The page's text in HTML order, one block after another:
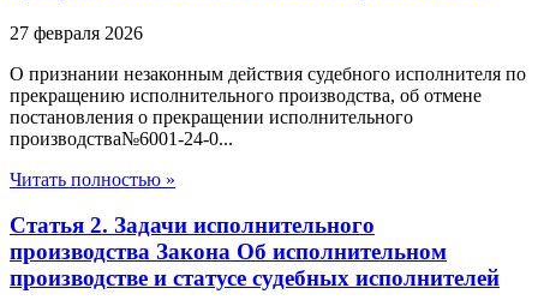
27 февраля 2026
О признании незаконным действия судебного исполнителя по
прекращению исполнительного производства, об отмене
постановления о прекращении исполнительного
производства№6001-24-0...
Читать полностью »
Статья 2. Задачи исполнительного
производства Закона Об исполнительном
производстве и статусе судебных исполнителей